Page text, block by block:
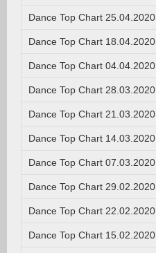
Dance Top Chart 25.04.2020.
Dance Top Chart 18.04.2020.
Dance Top Chart 04.04.2020.
Dance Top Chart 28.03.2020.
Dance Top Chart 21.03.2020.
Dance Top Chart 14.03.2020.
Dance Top Chart 07.03.2020.
Dance Top Chart 29.02.2020.
Dance Top Chart 22.02.2020.
Dance Top Chart 15.02.2020.